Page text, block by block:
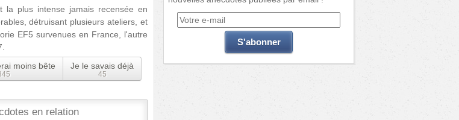
plus intense jamais recensée en
détruisant plusieurs ateliers, et
EF5 survenues en France, l'autre
moins bête
Je le savais déjà
45
en relation